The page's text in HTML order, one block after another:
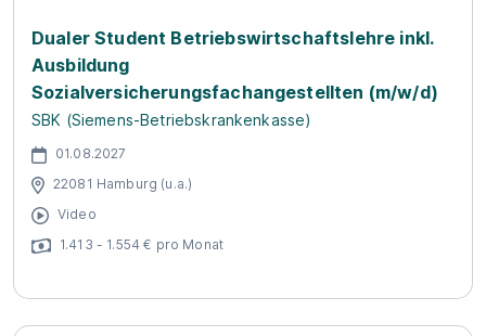
Dualer Student Betriebswirtschaftslehre inkl.
Ausbildung
Sozialversicherungsfachangestellten (m/w/d)
SBK (Siemens-Betriebskrankenkasse)
01.08.2027
22081 Hamburg (u.a.)
Video
1.413 - 1.554 € pro Monat